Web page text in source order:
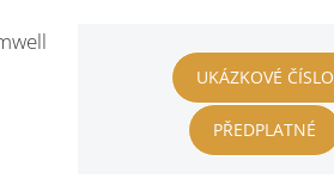
UKÁZKOVÉ ČÍSLO
PŘEDPLATNÉ